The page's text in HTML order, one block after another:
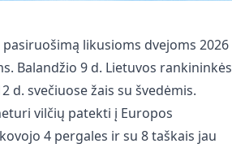
likusioms dvejoms 2026
Balandžio 9 d. Lietuvos rankininkės
d. svečiuose žais su švedėmis.
vilčių patekti į Europos
4 pergales ir su 8 taškais jau